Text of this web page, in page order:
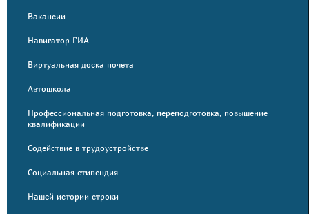
Вакансии
Навигатор ГИА
Виртуальная доска почета
Автошкола
Профессиональная подготовка, переподготовка, повышение
квалификации
Содействие в трудоустройстве
Социальная стипендия
Нашей истории строки